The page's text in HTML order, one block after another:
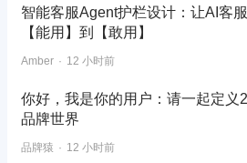
智能客服Agent护栏设计：让AI客
【能用】到【敢用】
Amber 12 小时前
你好，我是你的用户：请一起定义
品牌世界
品牌猿 12 小时前